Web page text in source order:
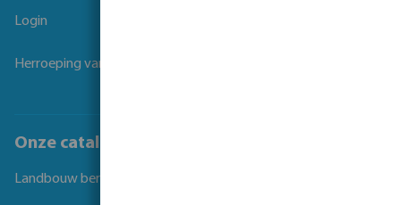
Login
Herroeping van overeenkomst
Onze catalogi
Landbouw beregening